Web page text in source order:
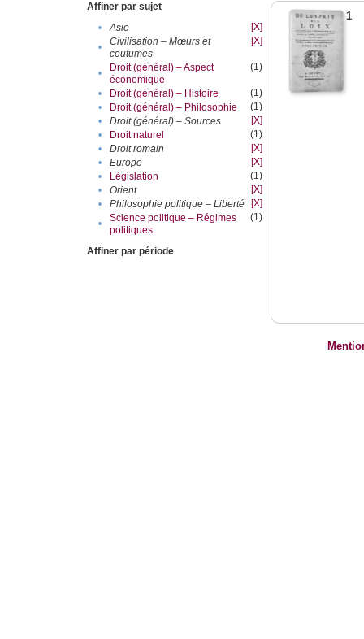
Affiner par sujet
•
Asie
[X]
•
Civilisation – Mœurs et
coutumes
[X]
•
Droit (général) – Aspect
économique
(1)
• Droit (général) – Histoire
(1)
•
Droit (général) – Philosophie
(1)
•
Droit (général) – Sources
[X]
•
Droit naturel
(1)
•
Droit romain
[X]
•
Europe
[X]
•
Législation
(1)
•
Orient
[X]
•
Philosophie politique – Liberté
[X]
•
Science politique – Régimes
politiques
(1)
Affiner par période
1